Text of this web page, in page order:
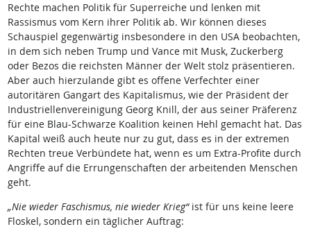
Rechte machen Politik für Superreiche und lenken mit
Rassismus vom Kern ihrer Politik ab. Wir können dieses
Schauspiel gegenwärtig insbesondere in den USA beobachten,
in dem sich neben Trump und Vance mit Musk, Zuckerberg
oder Bezos die reichsten Männer der Welt stolz präsentieren.
Aber auch hierzulande gibt es offene Verfechter einer
autoritären Gangart des Kapitalismus, wie der Präsident der
Industriellenvereinigung Georg Knill, der aus seiner Präferenz
für eine Blau-Schwarze Koalition keinen Hehl gemacht hat. Das
Kapital weiß auch heute nur zu gut, dass es in der extremen
Rechten treue Verbündete hat, wenn es um Extra-Profite durch
Angriffe auf die Errungenschaften der arbeitenden Menschen
geht.
„Nie wieder Faschismus, nie wieder Krieg“ist für uns keine leere
Floskel, sondern ein täglicher Auftrag: